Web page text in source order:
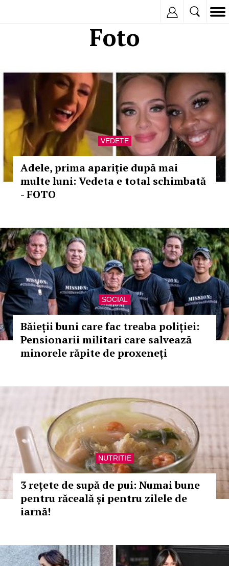
Foto
VEDETE
Adele, prima apariție după mai
multe luni: Vedeta e total schimbată
- FOTO
SOCIAL
Băieții buni care fac treaba poliției:
Pensionarii militari care salvează
minorele răpite de proxeneți
NUTRITIE
3 rețete de supă de pui: Numai bune
pentru răceală și pentru zilele de
iarnă!